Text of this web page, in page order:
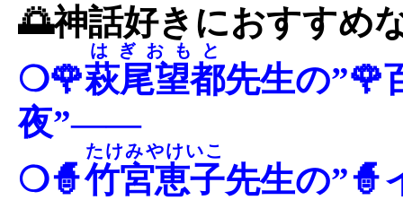
🌅神話好きにおすすめ
❍🌹萩尾望都
はぎおもと
先生の”🌹
夜”――
❍🧙竹宮恵子
たけみやけいこ
先生の”🧙